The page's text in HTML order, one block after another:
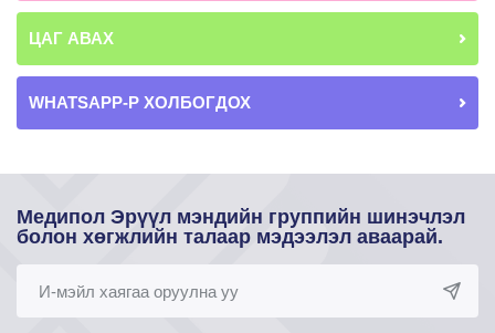
ЦАГ АВАХ
WHATSAPP-Р ХОЛБОГДОХ
Медипол Эрүүл мэндийн группийн шинэчлэл
болон хөгжлийн талаар мэдээлэл аваарай.